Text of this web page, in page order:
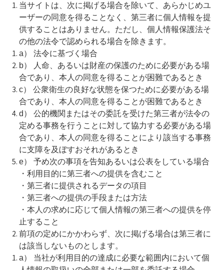
当サイトは、次に掲げる場合を除いて、あらかじめユ
ーザーの同意を得ることなく、第三者に個人情報を提
供することはありません。ただし、個人情報保護法そ
の他の法令で認められる場合を除きます。
a） 法令に基づく場合
b） 人命、あるいは財産の保護のために必要がある場
合であり、本人の同意を得ることが困難であるとき
c） 公衆衛生の良好な状態を保つために必要がある場
合であり、本人の同意を得ることが困難であるとき
d） 公的機関またはその委託を受けた第三者が法令の
定める事務を行うことに対して協力する必要がある場
合であり、本人の同意を得ることにより該当する事務
に支障を及ぼすおそれがあるとき
e） 予め次の事項を告知あるいは公表をしている場合
・利用目的に第三者への提供を含むこと
・第三者に提供されるデータの項目
・第三者への提供の手段または方法
・本人の求めに応じて個人情報の第三者への提供を停
止すること
前項の定めにかかわらず、次に掲げる場合は第三者に
は該当しないものとします。
a） 当社が利用目的の達成に必要な範囲内において個